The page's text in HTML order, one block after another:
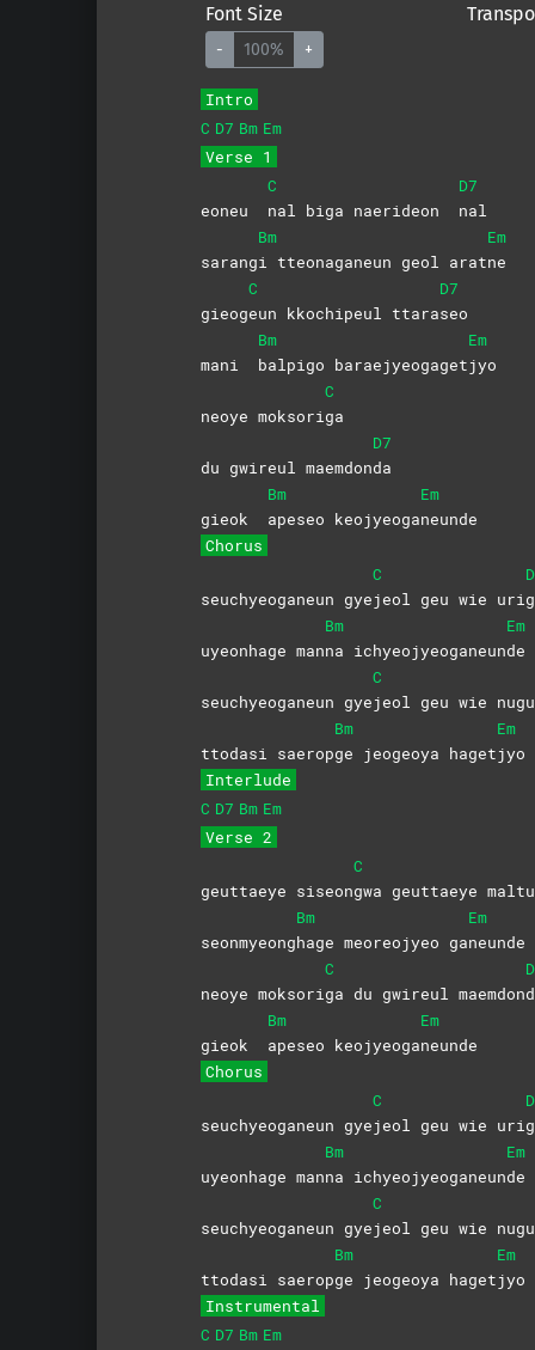
Font Size
- 100% +
Intro
C D7 Bm Em
Verse 1
eoneu
C
nal biga naerideon
D7
nal
sarang
Bm
i tteonaganeun geol arat
Em
ne
gieog
C
eun kkochipeul ttara
D7
seo
mani
Bm
balpigo baraejyeogaget
Em
jyo
neoye moksori
C
ga
du gwireul maemdon
D7
da
gieok
Bm
apeseo keojyeoga
Em
neunde
Chorus
seuchyeoganeun gye
C
jeol geu wie uri
uyeonhage man
Bm
na ichyeojyeoganeun
Em
de
seuchyeoganeun gye
C
jeol geu wie
ttodasi saerop
Bm
ge jeogeoya haget
Em
jyo
Interlude
C D7 Bm Em
Verse 2
geuttaeye siseon
C
gwa geuttaeye maltu
seonmyeong
Bm
hage meoreojyeo ga
Em
neunde
neoye moksori
C
ga du gwireul maemdon
gieok
Bm
apeseo keojyeoga
Em
neunde
Chorus
seuchyeoganeun gye
C
jeol geu wie uri
uyeonhage man
Bm
na ichyeojyeoganeun
Em
de
seuchyeoganeun gye
C
jeol geu wie
ttodasi saerop
Bm
ge jeogeoya haget
Em
jyo
Instrumental
C D7 Bm Em